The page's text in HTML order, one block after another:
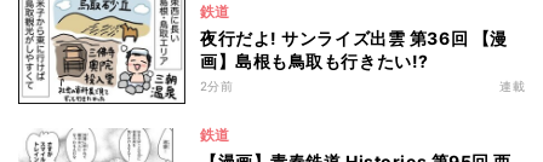
鉄道
夜行だよ! サンライズ出雲 第36回 【漫
画】島根も鳥取も行きたい!?
2分前 連載
鉄道